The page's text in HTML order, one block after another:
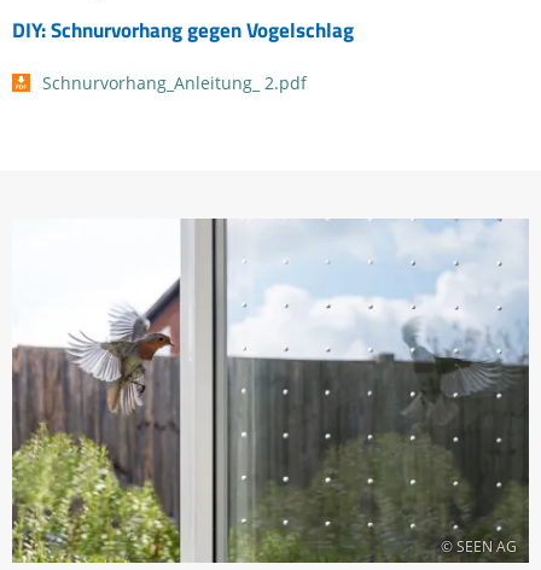
DIY: Schnurvorhang gegen Vogelschlag
Schnurvorhang_Anleitung_ 2.pdf
© SEEN AG